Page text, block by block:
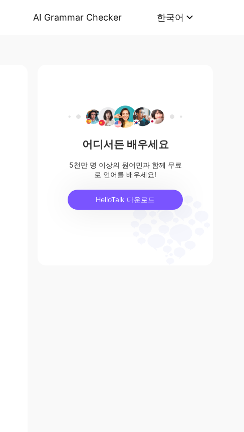
AI Grammar Checker 한국어
어디서든 배우세요
5천만 명 이상의 원어민과 함께 무료
로 언어를 배우세요!
HelloTalk 다운로드